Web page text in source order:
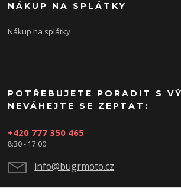
NÁKUP NA SPLÁTKY
Nákup na splátky
POTŘEBUJETE PORADIT S
NEVÁHEJTE SE ZEPTAT:
+420 777 350 465
8:30 - 17:00
info@bugrmoto.cz